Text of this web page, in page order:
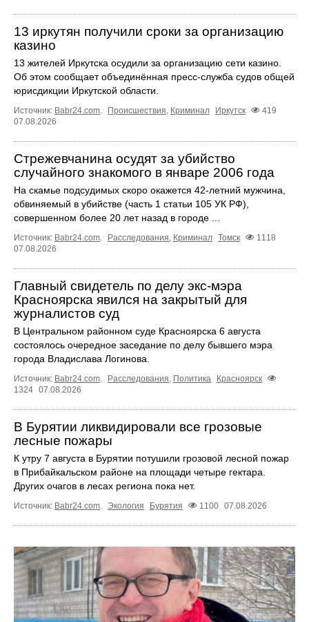
13 иркутян получили сроки за организацию
казино
13 жителей Иркутска осудили за организацию сети казино.
Об этом сообщает объединённая пресс‑служба судов общей
юрисдикции Иркутской области.
Источник: Babr24.com. Происшествия, Криминал Иркутск
419
07.08.2026
Стрежевчанина осудят за убийство
случайного знакомого в январе 2006 года
На скамье подсудимых скоро окажется 42-летний мужчина,
обвиняемый в убийстве (часть 1 статьи 105 УК РФ),
совершенном более 20 лет назад в городе ...
Источник: Babr24.com. Расследования, Криминал Томск
1118
07.08.2026
Главный свидетель по делу экс-мэра
Красноярска явился на закрытый для
журналистов суд
В Центральном районном суде Красноярска 6 августа
состоялось очередное заседание по делу бывшего мэра
города Владислава Логинова.
Источник: Babr24.com. Расследования, Политика
Красноярск
1324 07.08.2026
В Бурятии ликвидировали все грозовые
лесные пожары
К утру 7 августа в Бурятии потушили грозовой лесной пожар
в Прибайкальском районе на площади четыре гектара.
Других очагов в лесах региона пока нет.
Источник: Babr24.com. Экология Бурятия 1100 07.08.2026